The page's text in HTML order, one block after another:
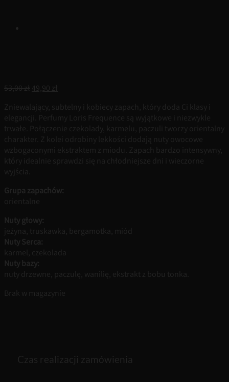
53,00zł Pierwotna
wynosiła:
53,00 zł.
49,90 zł
wynosi:
49,90 zł.
Zniewalający, subtelny i kobiecy zapach, który doda Ci klasy i
elegancji. Perfumy Loris Frequence są wyjątkowe i niezwykle
trwałe. Połączenie czekolady, karmelu, paczuli tworzy orientalny
charakter. Z kolei odrobiny lekkości dodają nuty owocowe
wzbogaconymi ekstraktem z miodu. Zapach bardzo intensywny,
który idealnie sprawdzi się na chłodniejsze dni i wieczorne
wyjścia.
Grupa zapachów:
orientalne
Nuty głowy:
jeżyna, truskawka, bergamotka, miód
Nuty Serca:
karmel, czekolada
Nuty bazy:
nuty drzewne, paczulę, wanilię, ekstrakt z bobu tonka.
Brak w magazynie
Czas realizacji zamówienia